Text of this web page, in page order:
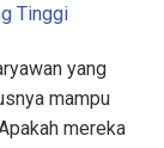
Tinggi
yang
mampu
mereka